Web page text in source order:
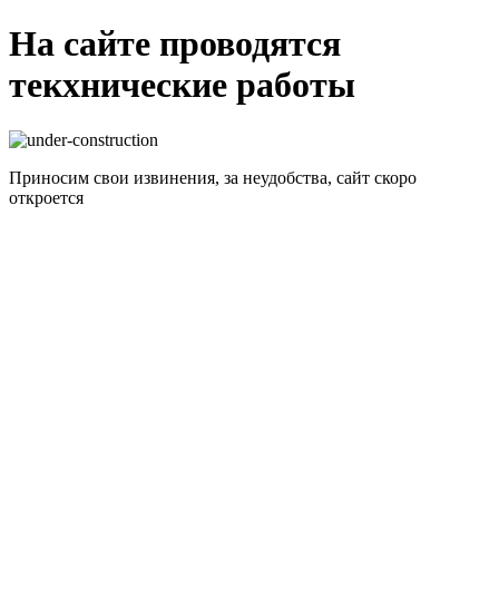
На сайте проводятся
текхнические работы
Приносим свои извинения, за неудобства, сайт скоро
откроется